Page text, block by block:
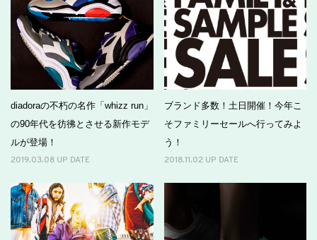
diadoraの不朽の名作「whizz run」
の90年代を彷彿とさせる新作モデ
ルが登場！
2019.03.08 UP DATE
ブランド多数！土日開催！今年こ
そファミリーセールへ行ってみよ
う！
2018.11.02 UP DATE